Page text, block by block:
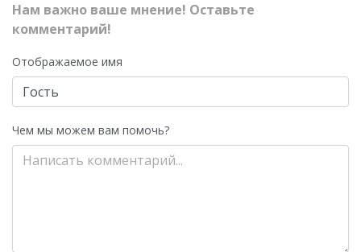
Нам важно ваше мнение! Оставьте
комментарий!
Отображаемое имя
Чем мы можем вам помочь?